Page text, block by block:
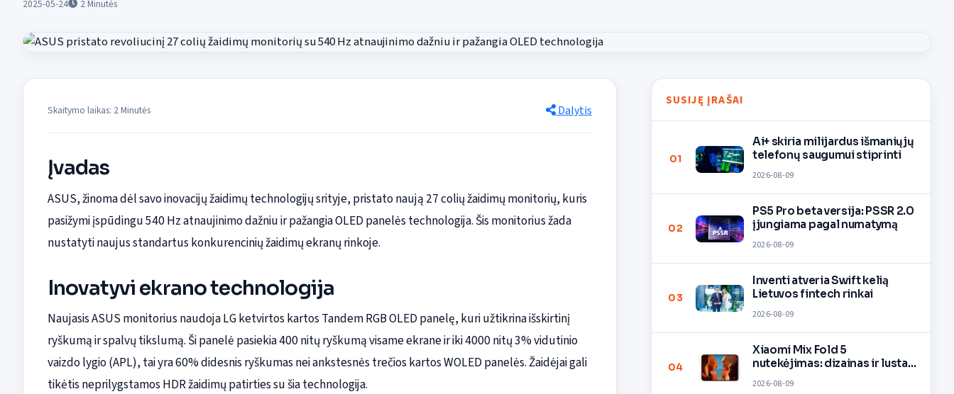
2025-05-24 2Minutės
Skaitymo laikas: 2 Minutės Dalytis
Įvadas
ASUS, žinoma dėl savo inovacijų žaidimų technologijų srityje, pristato naują 27 colių žaidimų monitorių, kuris
pasižymi įspūdingu 540 Hz atnaujinimo dažniu ir pažangia OLED panelės technologija. Šis monitorius žada
nustatyti naujus standartus konkurencinių žaidimų ekranų rinkoje.
Inovatyvi ekrano technologija
Naujasis ASUS monitorius naudoja LG ketvirtos kartos Tandem RGB OLED panelę, kuri užtikrina išskirtinį
ryškumą ir spalvų tikslumą. Ši panelė pasiekia 400 nitų ryškumą visame ekrane ir iki 4000 nitų 3% vidutinio
vaizdo lygio (APL), tai yra 60% didesnis ryškumas nei ankstesnės trečios kartos WOLED panelės. Žaidėjai gali
tikėtis neprilygstamos HDR žaidimų patirties su šia technologija.
SUSIJĘ ĮRAŠAI
01
Ai+ skiria milijardus išmaniųjų
telefonų saugumui stiprinti
2026-08-09
02
PS5 Pro beta versija: PSSR 2.0
įjungiama pagal numatymą
2026-08-09
03
Inventi atveria Swift kelią
Lietuvos fintech rinkai
2026-08-09
04
Xiaomi Mix Fold 5
nutekėjimas: dizainas ir lustas
2026-08-09